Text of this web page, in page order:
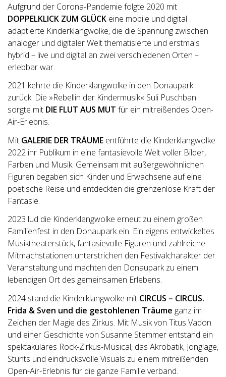
Aufgrund der Corona-Pandemie folgte 2020 mit
DOPPELKLICK ZUM GLÜCK eine mobile und digital
adaptierte Kinderklangwolke, die die Spannung zwischen
analoger und digitaler Welt thematisierte und erstmals
hybrid – live und digital an zwei verschiedenen Orten –
erlebbar war.
2021 kehrte die Kinderklangwolke in den Donaupark
zurück. Die »Rebellin der Kindermusik« Suli Puschban
sorgte mit DIE FLUT AUS MUT für ein mitreißendes Open-
Air-Erlebnis.
Mit GALERIE DER TRÄUME entführte die Kinderklangwolke
2022 ihr Publikum in eine fantasievolle Welt voller Bilder,
Farben und Musik. Gemeinsam mit außergewöhnlichen
Figuren begaben sich Kinder und Erwachsene auf eine
poetische Reise und entdeckten die grenzenlose Kraft der
Fantasie.
2023 lud die Kinderklangwolke erneut zu einem großen
Familienfest in den Donaupark ein. Ein eigens entwickeltes
Musiktheaterstück, fantasievolle Figuren und zahlreiche
Mitmachstationen unterstrichen den Festivalcharakter der
Veranstaltung und machten den Donaupark zu einem
lebendigen Ort des gemeinsamen Erlebens.
2024 stand die Kinderklangwolke mit CIRCUS – CIRCUS.
Frida & Sven und die gestohlenen Träume ganz im
Zeichen der Magie des Zirkus. Mit Musik von Titus Vadon
und einer Geschichte von Susanne Stemmer entstand ein
spektakuläres Rock-Zirkus-Musical, das Akrobatik, Jonglage,
Stunts und eindrucksvolle Visuals zu einem mitreißenden
Open-Air-Erlebnis für die ganze Familie verband.